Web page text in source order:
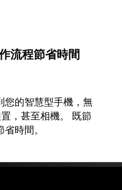
流程節省時間
您的智慧型手機，無
，甚至相機。 既節
時間。